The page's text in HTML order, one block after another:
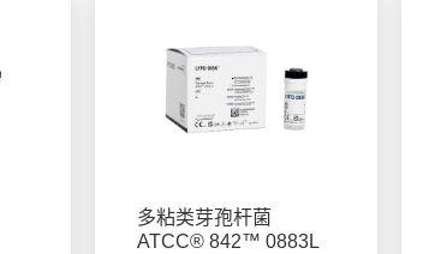
多粘类芽孢杆菌
ATCC® 842™ 0883L